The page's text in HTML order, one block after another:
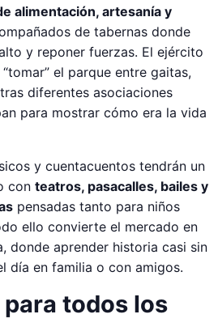
alimentación, artesanía y
de tabernas donde
y reponer fuerzas. El ejército
el parque entre gaitas,
diferentes asociaciones
para mostrar cómo era la vida
y cuentacuentos tendrán un
con teatros, pasacalles, bailes y
pensadas tanto para niños
ello convierte el mercado en
donde aprender historia casi sin
día en familia o con amigos.
todos los